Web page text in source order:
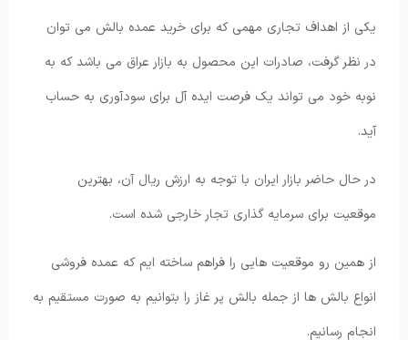
یکی از اهداف تجاری مهمی که برای خرید عمده بالش می توان
در نظر گرفت، صادرات این محصول به بازار عراق می باشد که به
نوبه خود می تواند یک فرصت ایده آل برای سودآوری به حساب
آید.
در حال حاضر بازار ایران با توجه به ارزش ریال آن، بهترین
موقعیت برای سرمایه گذاری تجار خارجی شده است.
از همین رو موقعیت هایی را فراهم ساخته ایم که عمده فروشی
انواع بالش ها از جمله بالش پر غاز را بتوانیم به صورت مستقیم به
انجام رسانیم.